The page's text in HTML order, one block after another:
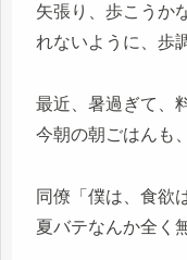
矢張り、歩こうか
れないように、歩
最近、暑過ぎて、
今朝の朝ごはんも
同僚「僕は、食欲
夏バテなんか全く